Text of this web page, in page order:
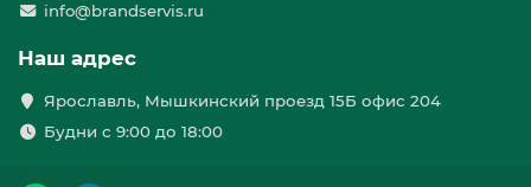
info@brandservis.ru
Наш адрес
Ярославль, Мышкинский проезд 15Б офис 204
Будни с 9:00 до 18:00